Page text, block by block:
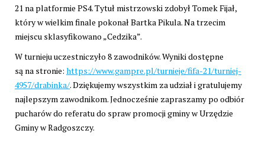
21 na platformie PS4. Tytuł mistrzowski zdobył Tomek Fijał,
który w wielkim finale pokonał Bartka Pikula. Na trzecim
miejscu sklasyfikowano „Cedzika”.
W turnieju uczestniczyło 8 zawodników. Wyniki dostępne
są na stronie: https://www.gampre.pl/turnieje/fifa-21/turniej-
4957/drabinka/. Dziękujemy wszystkim za udział i gratulujemy
najlepszym zawodnikom. Jednocześnie zapraszamy po odbiór
pucharów do referatu do spraw promocji gminy w Urzędzie
Gminy w Radgoszczy.